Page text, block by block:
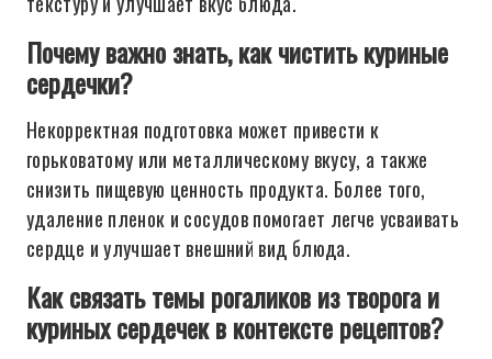
Почему важно знать, как чистить куриные
сердечки?
Некорректная подготовка может привести к
горьковатому или металлическому вкусу, а также
снизить пищевую ценность продукта. Более того,
удаление пленок и сосудов помогает легче усваивать
сердце и улучшает внешний вид блюда.
Как связать темы рогаликов из творога и
куриных сердечек в контексте рецептов?